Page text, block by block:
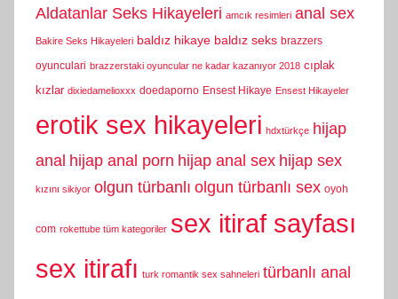
Aldatanlar Seks Hikayeleri amcık resimleri anal sex
Bakire Seks Hikayeleri baldız hikaye baldız seks brazzers
oyunculari brazzerstaki oyuncular ne kadar kazanıyor 2018 cıplak
kızlar dixiedamelioxxx doedaporno Ensest Hikaye Ensest Hikayeler
erotik sex hikayeleri hdxtürkçe hijap
anal hijap anal porn hijap anal sex hijap sex
kızını sikiyor olgun türbanlı olgun türbanlı sex oyoh
com rokettube tüm kategoriler sex itiraf sayfası
sex itirafı turk romantik sex sahneleri türbanlı anal